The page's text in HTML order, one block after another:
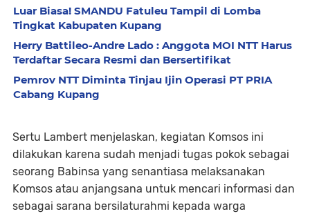
Luar Biasa! SMANDU Fatuleu Tampil di Lomba
Tingkat Kabupaten Kupang
Herry Battileo-Andre Lado : Anggota MOI NTT Harus
Terdaftar Secara Resmi dan Bersertifikat
Pemrov NTT Diminta Tinjau Ijin Operasi PT PRIA
Cabang Kupang
Sertu Lambert menjelaskan, kegiatan Komsos ini
dilakukan karena sudah menjadi tugas pokok sebagai
seorang Babinsa yang senantiasa melaksanakan
Komsos atau anjangsana untuk mencari informasi dan
sebagai sarana bersilaturahmi kepada warga